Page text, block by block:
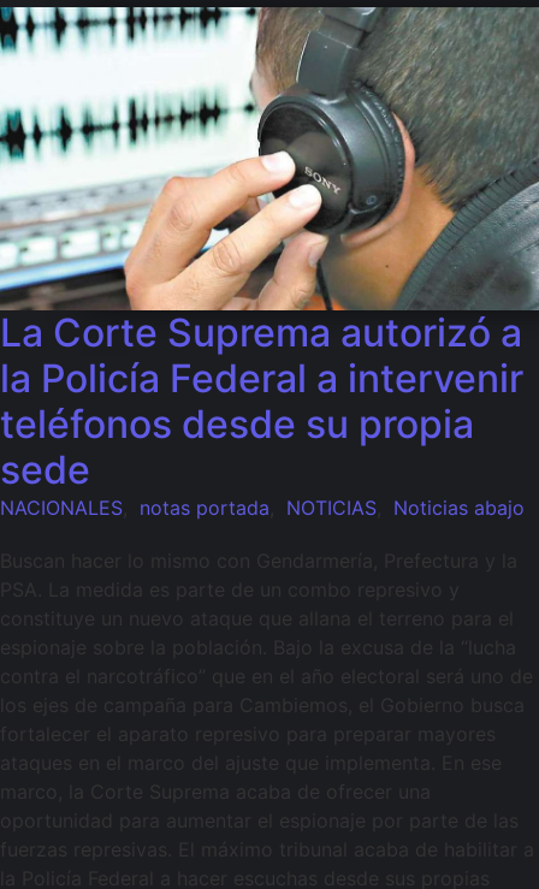
La Corte Suprema autorizó a
la Policía Federal a intervenir
teléfonos desde su propia
sede
NACIONALES notas portada NOTICIAS Noticias abajo
Buscan hacer lo mismo con Gendarmería, Prefectura y la
PSA. La medida es parte de un combo represivo y
constituye un nuevo ataque que allana el terreno para el
espionaje sobre la población. Bajo la excusa de la “lucha
contra el narcotráfico” que en el año electoral será uno de
los ejes de campaña para Cambiemos, el Gobierno busca
fortalecer el aparato represivo para preparar mayores
ataques en el marco del ajuste que implementa. En ese
marco, la Corte Suprema acaba de ofrecer una
oportunidad para aumentar el espionaje por parte de las
fuerzas represivas. El máximo tribunal acaba de habilitar a
la Policía Federal a hacer escuchas desde sus propias